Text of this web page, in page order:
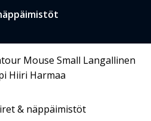
& näppäimistöt